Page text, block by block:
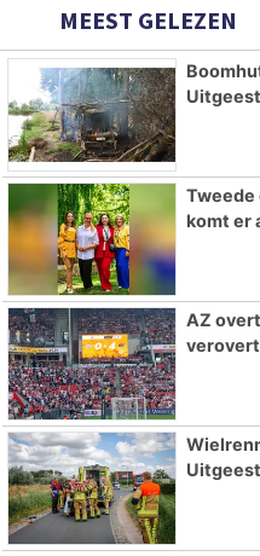
MEEST GELEZEN
Uitgeest
Tweede
komt er
AZ
Uitgeest